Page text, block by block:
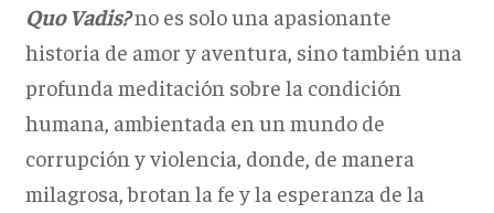
Quo Vadis?no es solo una apasionante
historia de amor y aventura, sino también una
profunda meditación sobre la condición
humana, ambientada en un mundo de
corrupción y violencia, donde, de manera
milagrosa, brotan la fe y la esperanza de la